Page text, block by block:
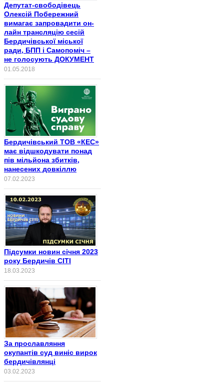
Депутат-свободівець
Олексій Побережний
вимагає запровадити он-
лайн трансляцію сесій
Бердичівської міської
ради, БПП і Самопоміч –
не голосують ДОКУМЕНТ
01.05.2018
Бердичівський ТОВ «КЕС»
має відшкодувати понад
пів мільйона збитків,
нанесених довкіллю
07.02.2023
Підсумки новин січня 2023
року Бердичів СІТІ
18.03.2023
За прославляння
окупантів суд виніс вирок
бердичівлянці
03.02.2023